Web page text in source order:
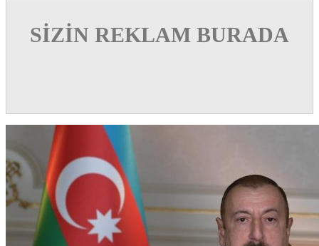
SİZİN REKLAM BURADA